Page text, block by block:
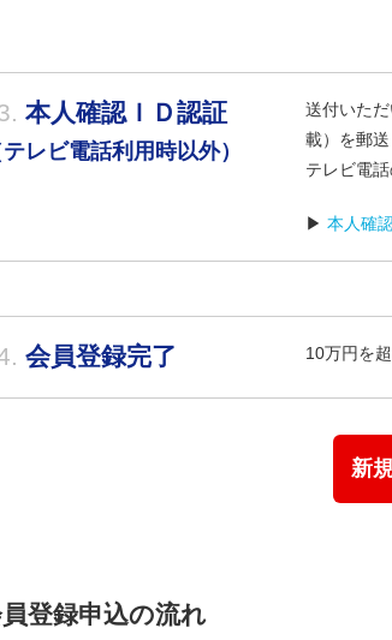
本人確認ＩＤ認証
レビ電話利用時以外）
送付いた
載）を郵送
テレビ電
▶本人確
会員登録完了 10万円を
新
登録申込の流れ